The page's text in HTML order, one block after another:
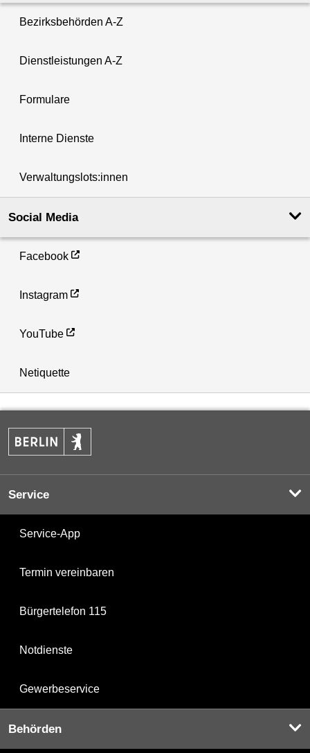
Bezirksbehörden A-Z
Dienstleistungen A-Z
Formulare
Interne Dienste
Verwaltungslots:innen
Social Media
Facebook
Instagram
YouTube
Netiquette
Service
Service-App
Termin vereinbaren
Bürgertelefon 115
Notdienste
Gewerbeservice
Behörden